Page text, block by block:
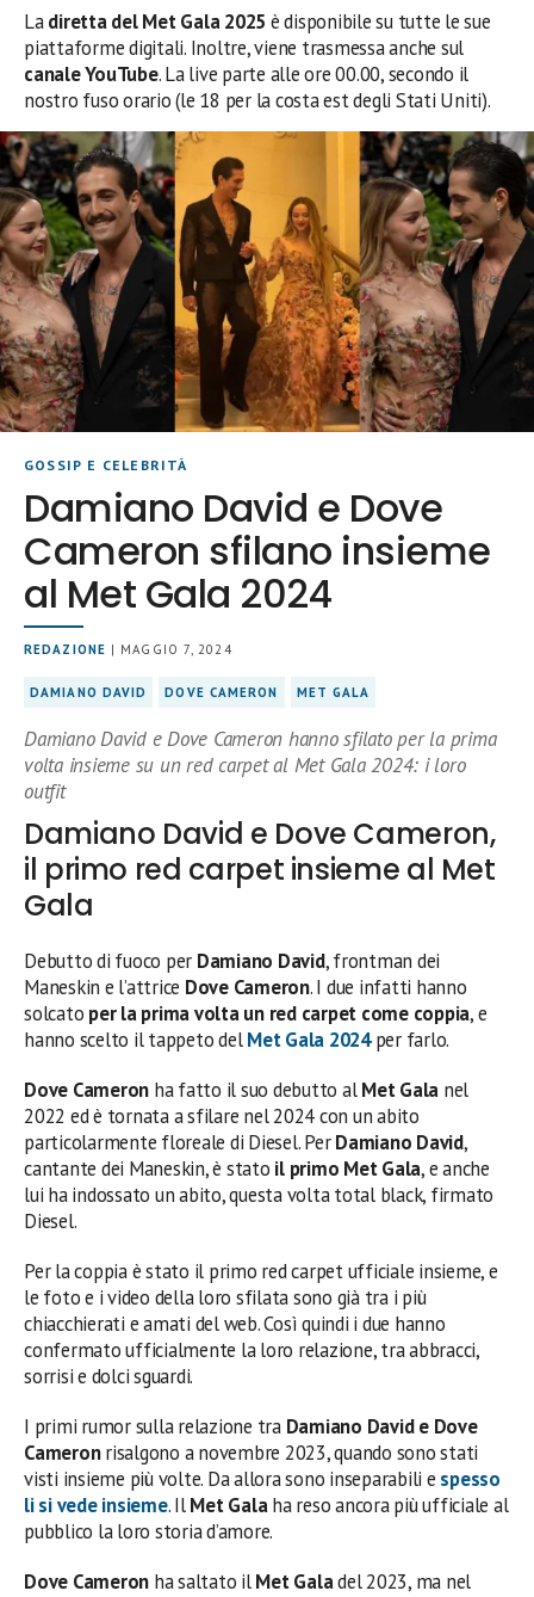
Ladiretta del Met Gala 2025 è disponibile su tutte le sue
piattaforme digitali. Inoltre, viene trasmessa anche sul
canale YouTube. La live parte alle ore 00.00, secondo il
nostro fuso orario (le 18 per la costa est degli Stati Uniti).
GOSSIP E CELEBRITÀ
Damiano David e Dove
Cameron sfilano insieme
al Met Gala 2024
REDAZIONE | MAGGIO 7, 2024
DAMIANO DAVID DOVE CAMERON MET GALA
Damiano David e Dove Cameron hanno sfilato per la prima
volta insieme su un red carpet al Met Gala 2024: i loro
outfit
Damiano David e Dove Cameron,
il primo red carpet insieme al Met
Gala
Debutto di fuoco per Damiano David, frontman dei
Maneskin e l’attrice Dove Cameron. I due infatti hanno
solcato per la prima volta un red carpet come coppia, e
hanno scelto il tappeto delMet Gala 2024per farlo.
Dove Cameron ha fatto il suo debutto alMet Gala nel
2022 ed è tornata a sfilare nel 2024 con un abito
particolarmente floreale di Diesel. PerDamiano David,
cantante dei Maneskin, è stato il primo Met Gala, e anche
lui ha indossato un abito, questa volta total black, firmato
Diesel.
Per la coppia è stato il primo red carpet ufficiale insieme, e
le foto e i video della loro sfilata sono già tra i più
chiacchierati e amati del web. Così quindi i due hanno
confermato ufficialmente la loro relazione, tra abbracci,
sorrisi e dolci sguardi.
I primi rumor sulla relazione tra Damiano David e Dove
Cameronrisalgono a novembre 2023, quando sono stati
visti insieme più volte. Da allora sono inseparabili e spesso
li si vede insieme. IlMet Galaha reso ancora più ufficiale al
pubblico la loro storia d’amore.
Dove Cameron ha saltato ilMet Galadel 2023, ma nel